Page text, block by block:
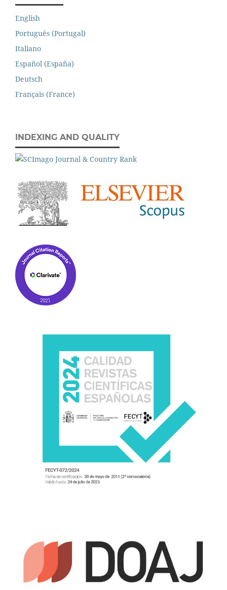
English
Português (Portugal)
Italiano
Español (España)
Deutsch
Français (France)
INDEXING AND QUALITY